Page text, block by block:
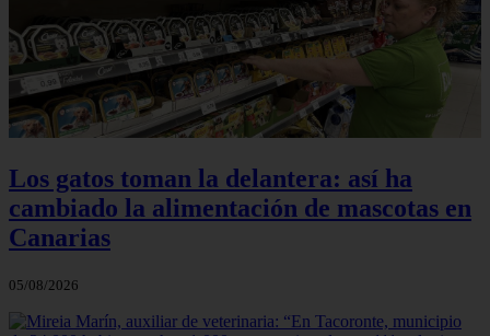
Los gatos toman la delantera: así ha
cambiado la alimentación de mascotas en
Canarias
05/08/2026